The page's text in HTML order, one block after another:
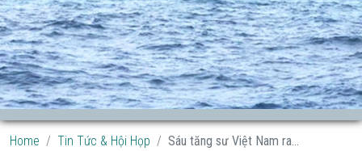
Home Tin Tức & Hội Họp Sáu tăng sư Việt Nam ra...